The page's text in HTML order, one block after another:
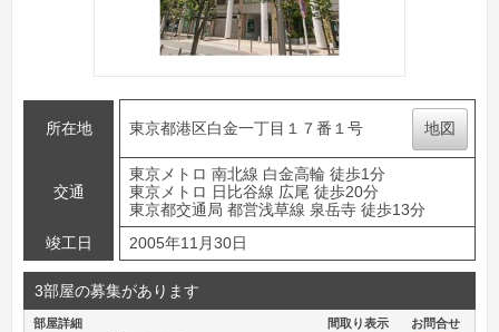
所在地 東京都港区白金一丁目１７番１号 地図
交通
東京メトロ 南北線 白金高輪 徒歩1分
東京メトロ 日比谷線 広尾 徒歩20分
東京都交通局 都営浅草線 泉岳寺 徒歩13分
竣工日
2005年11月30日
3部屋の募集があります
部屋詳細 間取り表示 お問合せ